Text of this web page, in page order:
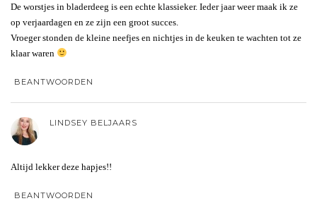
De worstjes in bladerdeeg is een echte klassieker. Ieder jaar weer maak ik ze
op verjaardagen en ze zijn een groot succes.
Vroeger stonden de kleine neefjes en nichtjes in de keuken te wachten tot ze
klaar waren
BEANTWOORDEN
LINDSEY BELJAARS
Altijd lekker deze hapjes!!
BEANTWOORDEN